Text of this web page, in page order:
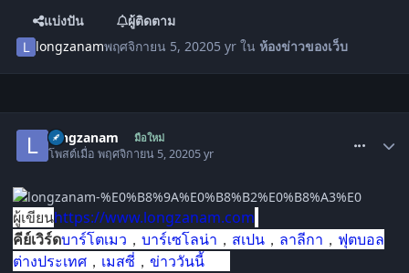
แบ่งปัน
ผู้ติดตาม
longzanamพฤศจิกายน 5, 20205 yr ในห้องข่าวของเว็บ
longzanam มือใหม่
โพสต์เมื่อพฤศจิกายน 5, 20205 yr
ผู้เขียนhttps://www.longzanam.com
คีย์เวิร์ดบาร์โตเมว ， บาร์เซโลน่า ， สเปน ， ลาลีกา ， ฟุตบอล
ต่างประเทศ ， เมสซี่ ， ข่าววันนี้